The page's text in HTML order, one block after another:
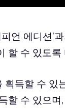
언 에디션’
할 수 있도
득할 수 있
할 수 있으